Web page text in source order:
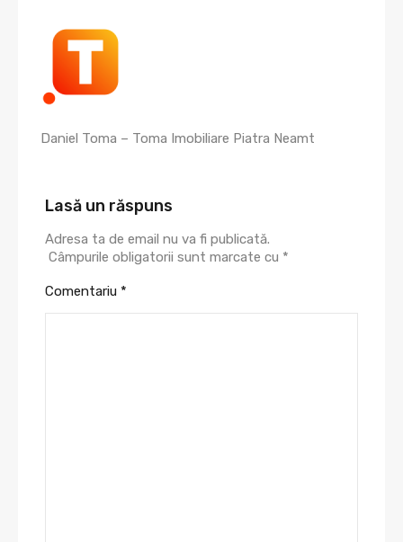
Daniel Toma – Toma Imobiliare Piatra Neamt
Lasă un răspuns
Adresa ta de email nu va fi publicată.
Câmpurile obligatorii sunt marcate cu *
Comentariu *